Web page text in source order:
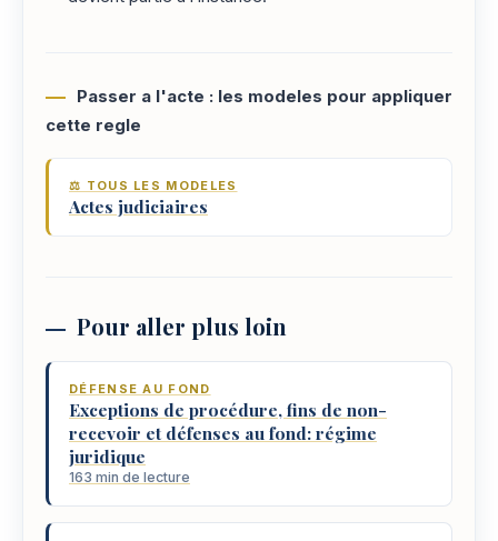
Passer a l'acte : les modeles pour appliquer
cette regle
⚖️ TOUS LES MODELES
Actes judiciaires
Pour aller plus loin
DÉFENSE AU FOND
Exceptions de procédure, fins de non-
recevoir et défenses au fond: régime
juridique
163 min de lecture